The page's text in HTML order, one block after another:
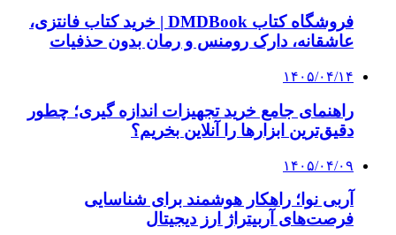
فروشگاه کتاب DMDBook | خرید کتاب فانتزی،
عاشقانه، دارک رومنس و رمان بدون حذفیات
۱۴۰۵/۰۴/۱۴
راهنمای جامع خرید تجهیزات اندازه گیری؛ چطور
دقیق‌ترین ابزارها را آنلاین بخریم؟
۱۴۰۵/۰۴/۰۹
آربی نوا؛ راهکار هوشمند برای شناسایی
فرصت‌های آربیتراژ ارز دیجیتال